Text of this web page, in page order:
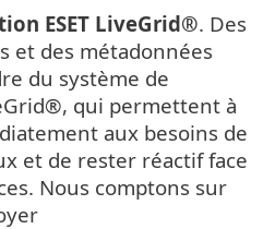
ESET LiveGrid®. Des
et des métadonnées
du système de
qui permettent à
aux besoins de
et de rester réactif face
Nous comptons sur